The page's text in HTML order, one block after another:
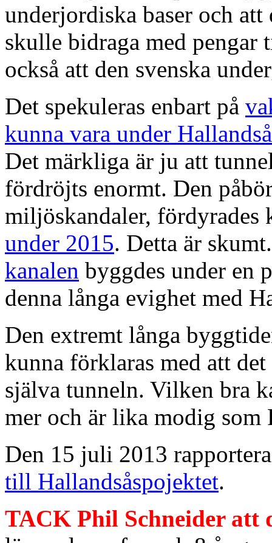
underjordiska baser och
skulle bidraga med pengar
också att den svenska
Det spekuleras enbart på
kunna vara under
Det märkliga är ju att
fördröjts enormt. Den
miljöskandaler,
under 2015. Detta är
kanalen byggdes under en
denna långa evighet med
Den extremt långa
kunna förklaras med att
själva tunneln. Vilken bra
mer och är lika modig som
Den 15 juli 2013
till Hallandsåspojektet.
TACK Phil Schneider